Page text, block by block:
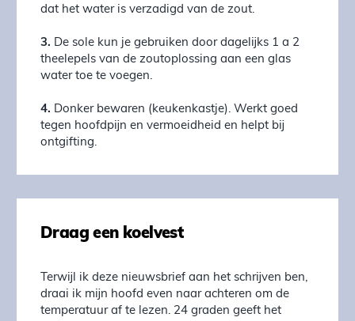
dat het water is verzadigd van de zout.
3. De sole kun je gebruiken door dagelijks 1 a 2
theelepels van de zoutoplossing aan een glas
water toe te voegen.
4. Donker bewaren (keukenkastje). Werkt goed
tegen hoofdpijn en vermoeidheid en helpt bij
ontgifting.
Draag een koelvest
Terwijl ik deze nieuwsbrief aan het schrijven ben,
draai ik mijn hoofd even naar achteren om de
temperatuur af te lezen. 24 graden geeft het